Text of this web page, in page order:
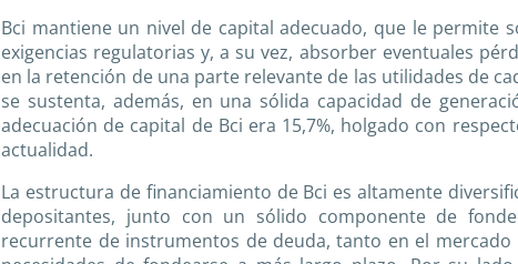
Bci mantiene un nivel de capital adecuado, que le permite
exigencias regulatorias y, a su vez, absorber eventuales
en la retención de una parte relevante de las utilidades de
se sustenta, además, en una sólida capacidad de
adecuación de capital de Bci era 15,7%, holgado con
actualidad.
La estructura de financiamiento de Bci es altamente
depositantes, junto con un sólido componente de
recurrente de instrumentos de deuda, tanto en el